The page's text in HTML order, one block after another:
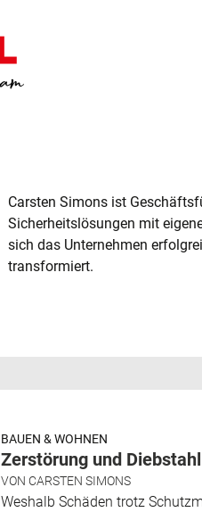
Carsten Simons ist
Sicherheitslösungen mit
sich das Unternehmen
transformiert.
BAUEN & WOHNEN
Zerstörung und
VON CARSTEN SIMONS
Weshalb Schäden trotz